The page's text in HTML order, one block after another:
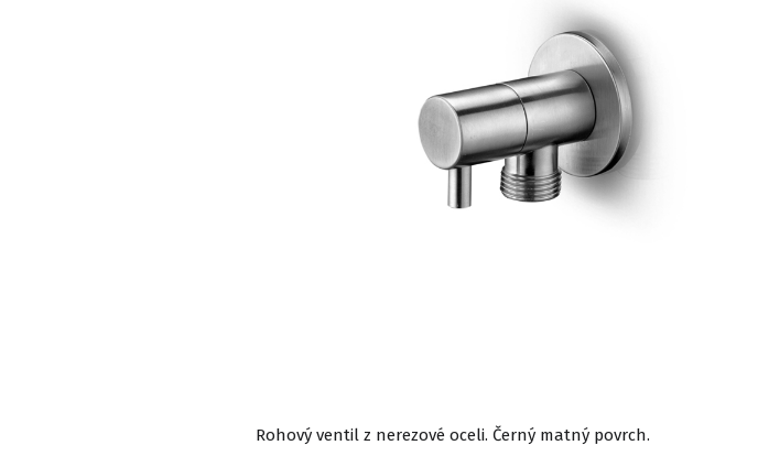
Rohový ventil z nerezové oceli. Černý matný povrch.